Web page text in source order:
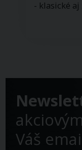
- klasické
Váš